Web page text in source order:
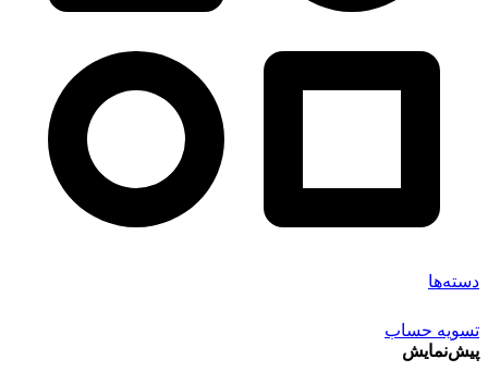
دسته‌ها
تسویه حساب
پیش‌نمایش